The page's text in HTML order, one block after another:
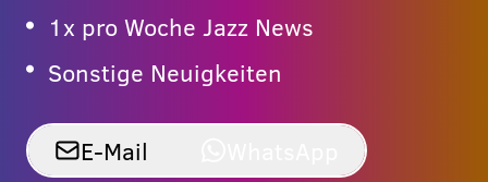
1x pro Woche Jazz News
Sonstige Neuigkeiten
E-Mail